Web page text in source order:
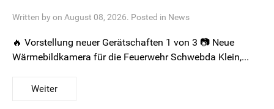
Written by on August 08, 2026. Posted in News
🔥 Vorstellung neuer Gerätschaften 1 von 3 📷 Neue
Wärmebildkamera für die Feuerwehr Schwebda Klein,...
Weiter